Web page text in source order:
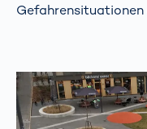
Gefahrensituationen